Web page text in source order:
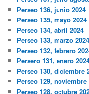
Perseo 136, junio 2024
Perseo 135, mayo 2024
Perseo 134, abril 2024
Perseo 133, marzo 2024
Perseo 132, febrero
Persero 131, enero 2024
Perseo 130, diciembre
Perseo 129, noviembre
Perseo 128, octubre